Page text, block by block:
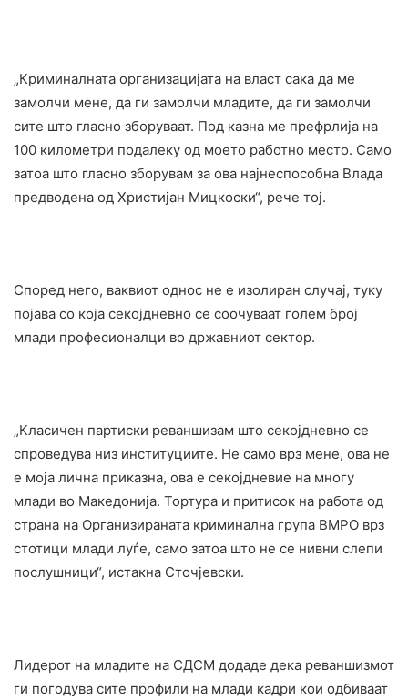
„Криминалната организацијата на власт сака да ме
замолчи мене, да ги замолчи младите, да ги замолчи
сите што гласно зборуваат. Под казна ме префрлија на
100 километри подалеку од моето работно место. Само
затоа што гласно зборувам за ова најнеспособна Влада
предводена од Христијан Мицкоски“, рече тој.
Според него, ваквиот однос не е изолиран случај, туку
појава со која секојдневно се соочуваат голем број
млади професионалци во државниот сектор.
„Класичен партиски реваншизам што секојдневно се
спроведува низ институциите. Не само врз мене, ова не
е моја лична приказна, ова е секојдневие на многу
млади во Македонија. Тортура и притисок на работа од
страна на Организираната криминална група ВМРО врз
стотици млади луѓе, само затоа што не се нивни слепи
послушници“, истакна Сточјевски.
Лидерот на младите на СДСМ додаде дека реваншизмот
ги погодува сите профили на млади кадри кои одбиваат